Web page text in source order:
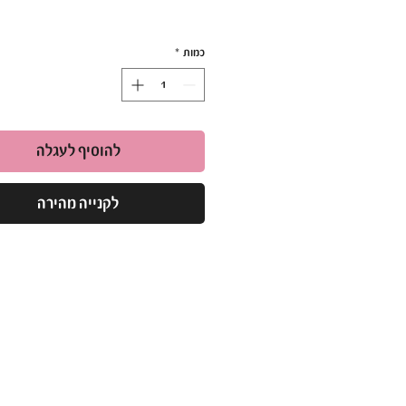
המותג סטאלקס.
כמות: 50 יחידות.
כמות *
להוסיף לעגלה
לקנייה מהירה